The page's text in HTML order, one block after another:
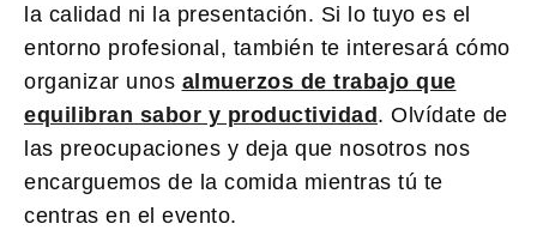
la calidad ni la presentación. Si lo tuyo es el
entorno profesional, también te interesará cómo
organizar unos almuerzos de trabajo que
equilibran sabor y productividad. Olvídate de
las preocupaciones y deja que nosotros nos
encarguemos de la comida mientras tú te
centras en el evento.